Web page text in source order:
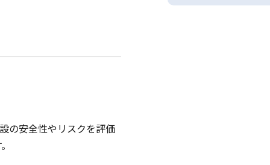
の安全性やリスクを評価